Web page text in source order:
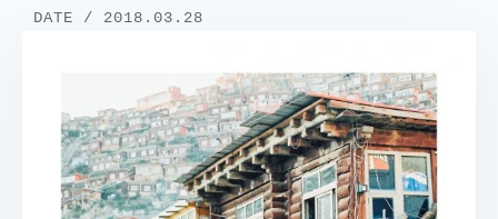
DATE / 2018.03.28